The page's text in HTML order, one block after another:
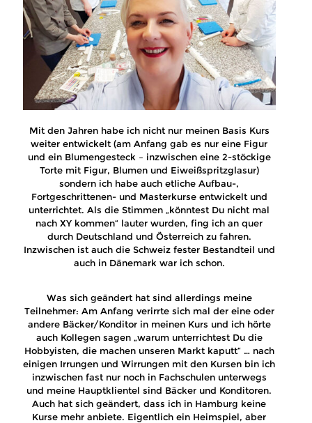
Mit den Jahren habe ich nicht nur meinen Basis Kurs
weiter entwickelt (am Anfang gab es nur eine Figur
und ein Blumengesteck – inzwischen eine 2-stöckige
Torte mit Figur, Blumen und Eiweißspritzglasur)
sondern ich habe auch etliche Aufbau-,
Fortgeschrittenen- und Masterkurse entwickelt und
unterrichtet. Als die Stimmen „könntest Du nicht mal
nach XY kommen“ lauter wurden, fing ich an quer
durch Deutschland und Österreich zu fahren.
Inzwischen ist auch die Schweiz fester Bestandteil und
auch in Dänemark war ich schon.
Was sich geändert hat sind allerdings meine
Teilnehmer: Am Anfang verirrte sich mal der eine oder
andere Bäcker/Konditor in meinen Kurs und ich hörte
auch Kollegen sagen „warum unterrichtest Du die
Hobbyisten, die machen unseren Markt kaputt“ … nach
einigen Irrungen und Wirrungen mit den Kursen bin ich
inzwischen fast nur noch in Fachschulen unterwegs
und meine Hauptklientel sind Bäcker und Konditoren.
Auch hat sich geändert, dass ich in Hamburg keine
Kurse mehr anbiete. Eigentlich ein Heimspiel, aber